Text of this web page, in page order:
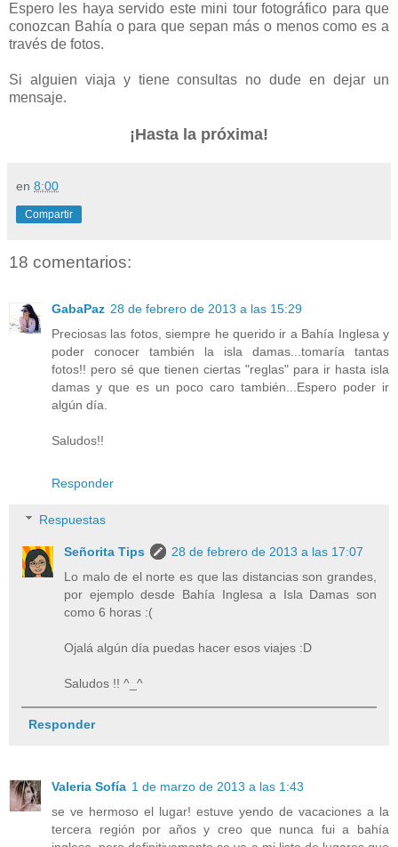
Espero les haya servido este mini tour fotográfico para que
conozcan Bahía o para que sepan más o menos como es a
través de fotos.
Si alguien viaja y tiene consultas no dude en dejar un
mensaje.
¡Hasta la próxima!
en 8:00
Compartir
18 comentarios:
GabaPaz 28 de febrero de 2013 a las 15:29
Preciosas las fotos, siempre he querido ir a Bahía Inglesa y
poder conocer también la isla damas...tomaría tantas
fotos!! pero sé que tienen ciertas "reglas" para ir hasta isla
damas y que es un poco caro también...Espero poder ir
algún día.
Saludos!!
Responder
Respuestas
Señorita Tips
28 de febrero de 2013 a las 17:07
Lo malo de el norte es que las distancias son grandes,
por ejemplo desde Bahía Inglesa a Isla Damas son
como 6 horas :(
Ojalá algún día puedas hacer esos viajes :D
Saludos !! ^_^
Responder
Valeria Sofía 1 de marzo de 2013 a las 1:43
se ve hermoso el lugar! estuve yendo de vacaciones a la
tercera región por años y creo que nunca fui a bahía